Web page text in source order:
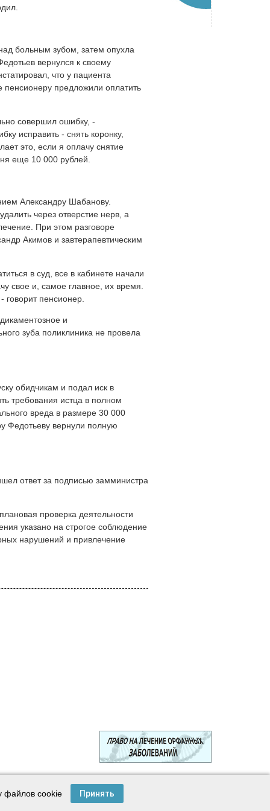
больным зубом, затем опухла
вернулся к своему
что у пациента
пенсионеру предложили оплатить
совершил ошибку, -
исправить - снять коронку,
это, если я оплачу снятие
еще 10 000 рублей.
Александру Шабанову.
через отверстие нерв, а
При этом разговоре
Акимов и завтерапевтическим
в суд, все в кабинете начали
свое и, самое главное, их время.
пенсионер.
и
зуба поликлиника не провела
обидчикам и подал иск в
требования истца в полном
вреда в размере 30 000
Федотьеву вернули полную
ответ за подписью замминистра
проверка деятельности
указано на строгое соблюдение
нарушений и привлечение
© 2003—2024 Лига защитников пациентов
Создание сайта —
файлов cookie Принять